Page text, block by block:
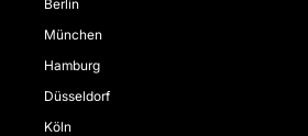
Berlin
München
Hamburg
Düsseldorf
Köln